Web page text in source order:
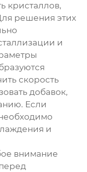
кристаллов,
решения этих
и
скорость
добавок,
Если
и
внимание